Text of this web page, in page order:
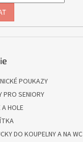
POUKAZY
PRO SENIORY
A HOLE
DO KOUPELNY A NA WC